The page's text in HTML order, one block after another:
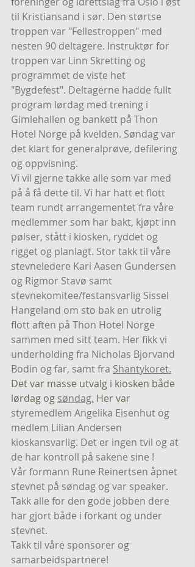
til Kristiansand i sør. Den størtse
troppen var "Fellestroppen" med
nesten 90 deltagere. Instruktør for
troppen var Linn Skretting og
programmet de viste het
"Bygdefest". Deltagerne hadde fullt
program lørdag med trening i
Gimlehallen og bankett på Thon
Hotel Norge på kvelden. Søndag var
det klart for generalprøve, defilering
og oppvisning.
Vi vil gjerne takke alle som var med
på å få dette til. Vi har hatt et flott
team rundt arrangementet fra våre
medlemmer som har bakt, kjøpt inn
pølser, stått i kiosken, ryddet og
rigget og planlagt. Stor takk til våre
stevneledere Kari Aasen Gundersen
og Rigmor Stavø samt
stevnekomitee/festansvarlig Sissel
Hangeland om sto bak en utrolig
flott aften på Thon Hotel Norge
sammen med sitt team. Her fikk vi
underholding fra Nicholas Bjorvand
Bodin og far, samt fra Shantykoret.
Det var masse utvalg i kiosken både
lørdag og søndag. Her var
styremedlem Angelika Eisenhut og
medlem Lilian Andersen
kioskansvarlig. Det er ingen tvil og at
de har kontroll på sakene sine !
Vår formann Rune Reinertsen åpnet
stevnet på søndag og var speaker.
Takk alle for den gode jobben dere
har gjort både i forkant og under
stevnet.
Takk til våre sponsorer og
samarbeidspartnere!